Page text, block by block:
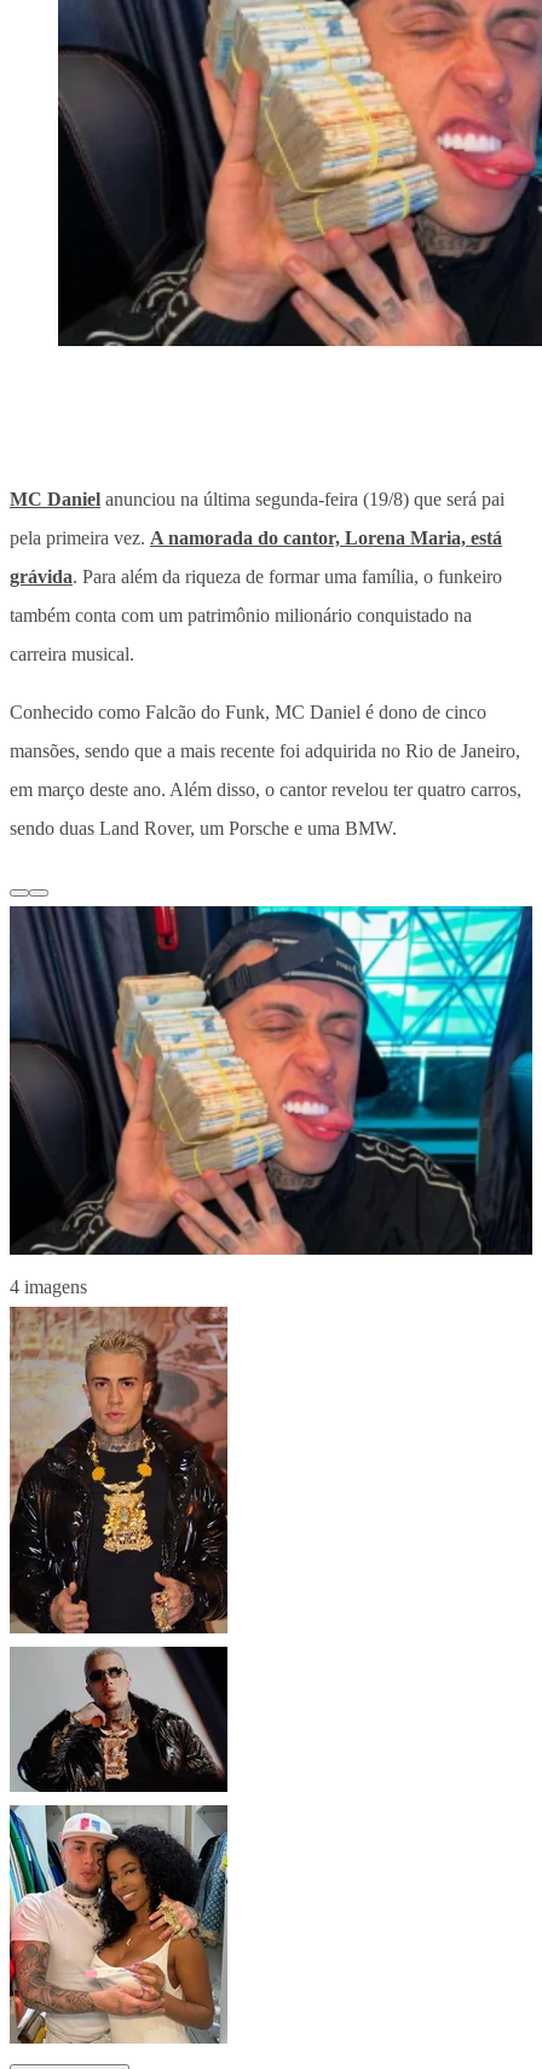
MC Daniel anunciou na última segunda-feira (19/8) que será pai
pela primeira vez. A namorada do cantor, Lorena Maria, está
grávida. Para além da riqueza de formar uma família, o funkeiro
também conta com um patrimônio milionário conquistado na
carreira musical.
Conhecido como Falcão do Funk, MC Daniel é dono de cinco
mansões, sendo que a mais recente foi adquirida no Rio de Janeiro,
em março deste ano. Além disso, o cantor revelou ter quatro carros,
sendo duas Land Rover, um Porsche e uma BMW.
4 imagens